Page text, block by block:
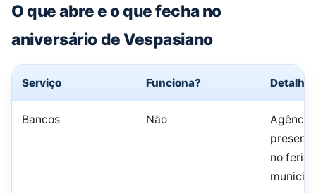
O que abre e o que fecha no
aniversário de Vespasiano
Serviço Funciona? Detalhe
Bancos Não
no